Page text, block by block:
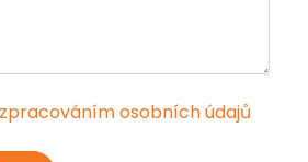
zpracováním osobních údajů